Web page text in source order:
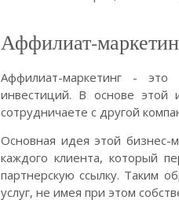
Аффилиат-
Аффилиат-маркетинг -
инвестиций. В основе этой
сотрудничаете с другой
Основная идея этой бизнес-
каждого клиента, который
партнерскую ссылку. Таким
услуг, не имея при этом